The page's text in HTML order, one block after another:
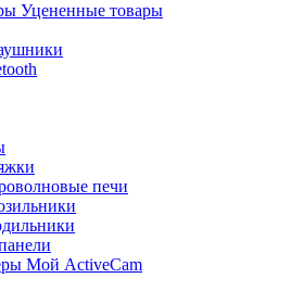
Уцененные товары
печи
Мой ActiveCam